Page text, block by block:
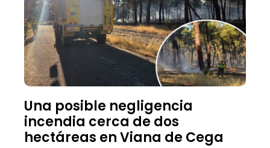
Una posible negligencia
incendia cerca de dos
hectáreas en Viana de Cega